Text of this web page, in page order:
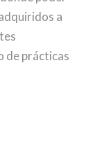
a
de prácticas